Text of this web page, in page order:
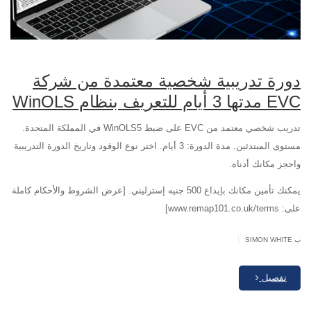
دورة تدريبية شخصية معتمدة من شركة
EVC مدتها 3 أيام للتعريف بنظام WinOLS
تدريب شخصي معتمد من EVC على ضبط WinOLS5 في المملكة المتحدة.
مستوى المبتدئين. مدة الدورة: 3 أيام. اختر نوع الوقود وتاريخ الدورة التدريبية
واحجز مكانك أدناه.
يمكنك تأمين مكانك بإيداع 500 جنيه إسترليني. [عرض الشروط والأحكام كاملة
على: www.remap101.co.uk/terms]
ب SIMON WHITE
تفصيل